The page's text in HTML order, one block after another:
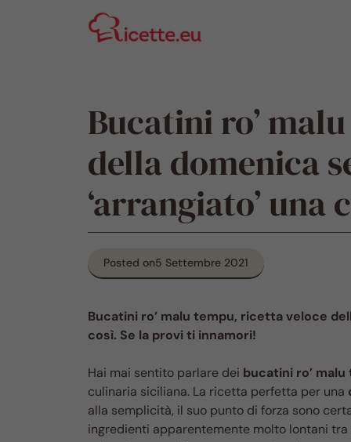
Bucatini ro’
della domenica
‘arrangiato’ una
Posted on5 Settembre 2021
Bucatini ro’ malu tempu, ricetta veloce
così. Se la provi ti innamori!
Hai mai sentito parlare dei bucatini ro’ malu
culinaria siciliana. La ricetta perfetta per una
alla semplicità, il suo punto di forza sono
ingredienti apparentemente molto lontani tra